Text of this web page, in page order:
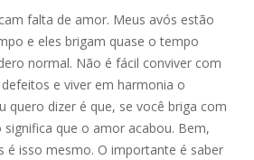
falta de amor. Meus avós estão
e eles brigam quase o tempo
normal. Não é fácil conviver com
e viver em harmonia o
quero dizer é que, se você briga com
significa que o amor acabou. Bem,
é isso mesmo. O importante é saber